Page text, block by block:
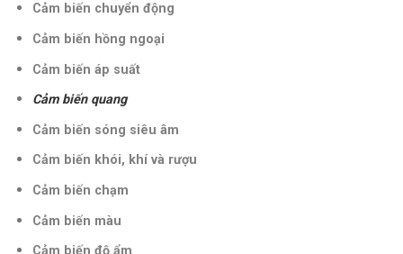
Cảm biến chuyển động
Cảm biến hồng ngoại
Cảm biến áp suất
Cảm biến quang
Cảm biến sóng siêu âm
Cảm biến khói, khí và rượu
Cảm biến chạm
Cảm biến màu